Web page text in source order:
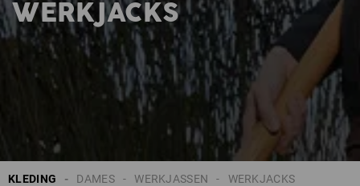
WERKJACKS
KLEDING WERKJACKS
WERKJASSEN
DAMES